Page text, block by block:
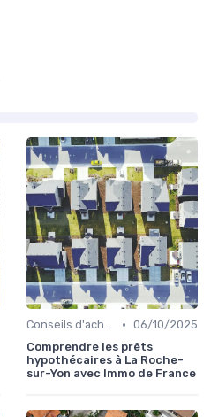
Conseils d'achat immobilier • 06/10/2025
Comprendre les prêts
hypothécaires à La Roche-
sur-Yon avec Immo de France